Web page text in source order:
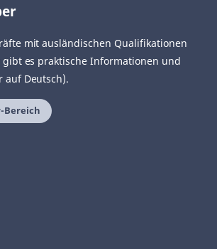
mit ausländischen Qualifikationen
gibt es praktische Informationen und
Deutsch).
Bereich